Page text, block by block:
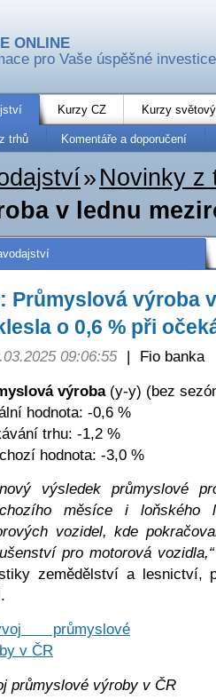
ONLINE
pro Vaše úspěšné investice
Kurzy CZ Kurzy
trhů Komentáře a doporučení
» Novinky z
v lednu
Průmyslová výroba
o 0,6 % při
09:06:55 |
Fio banka
výroba(y-y) (bez
hodnota: -0,6 %
trhu: -1,2 %
hodnota: -3,0 %
výsledek průmyslové
měsíce i
vozidel, kde
pro motorová vozidla,“
zemědělství a lesnictví,
průmyslové výroby v ČR